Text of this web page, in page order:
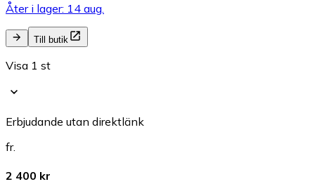
Åter i lager: 14 aug.
Till butik
Visa 1 st
Erbjudande utan direktlänk
fr.
2 400 kr